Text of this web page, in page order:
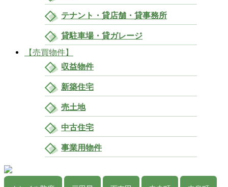
テナント・貸店舗・貸事務所
貸駐車場・貸ガレージ
【売買物件】
収益物件
新築住宅
売土地
中古住宅
事業用物件